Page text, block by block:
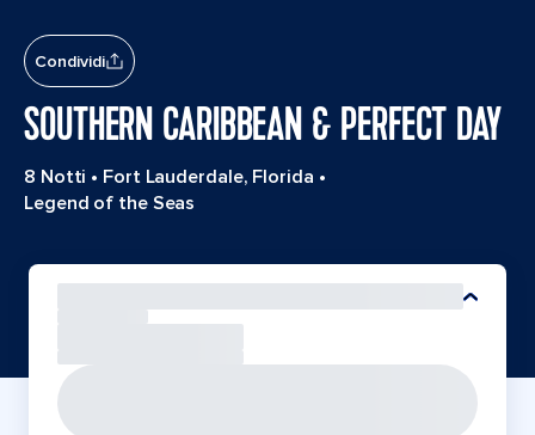
Condividi
SOUTHERN CARIBBEAN & PERFECT DAY
8 Notti • Fort Lauderdale, Florida •
Legend of the Seas